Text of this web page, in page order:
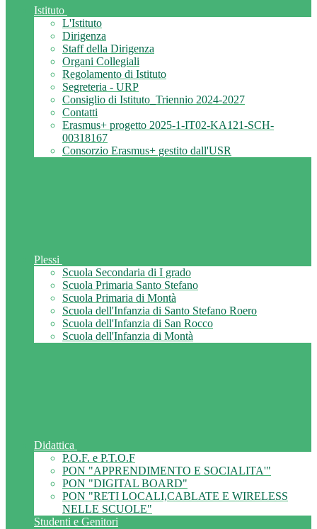
Istituto
L'Istituto
Dirigenza
Staff della Dirigenza
Organi Collegiali
Regolamento di Istituto
Segreteria - URP
Consiglio di Istituto_Triennio 2024-2027
Contatti
Erasmus+ progetto 2025-1-IT02-KA121-SCH-
00318167
Consorzio Erasmus+ gestito dall'USR
Plessi
Scuola Secondaria di I grado
Scuola Primaria Santo Stefano
Scuola Primaria di Montà
Scuola dell'Infanzia di Santo Stefano Roero
Scuola dell'Infanzia di San Rocco
Scuola dell'Infanzia di Montà
Didattica
P.O.F. e P.T.O.F
PON "APPRENDIMENTO E SOCIALITA'"
PON "DIGITAL BOARD"
PON "RETI LOCALI,CABLATE E WIRELESS
NELLE SCUOLE"
Studenti e Genitori